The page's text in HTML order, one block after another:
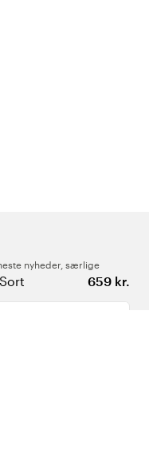
659 kr.
nyheder, særlige